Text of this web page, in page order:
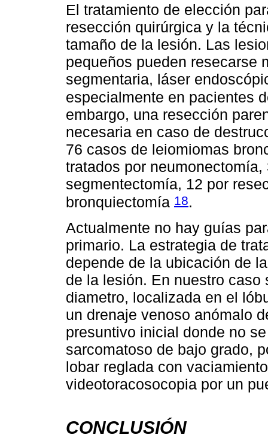
El tratamiento de elección
resección quirúrgica y la
tamaño de la lesión. Las
pequeños pueden resecarse
segmentaria, láser
especialmente en pacientes
embargo, una resección
necesaria en caso de
76 casos de leiomiomas
tratados por
segmentectomía, 12 por
bronquiectomía 18.
Actualmente no hay guías
primario. La estrategia de
depende de la ubicación de
de la lesión. En nuestro
diametro, localizada en el
un drenaje venoso anómalo
presuntivo inicial donde no
sarcomatoso de bajo grado,
lobar reglada con
videotoracosocopia por un
CONCLUSIÓN